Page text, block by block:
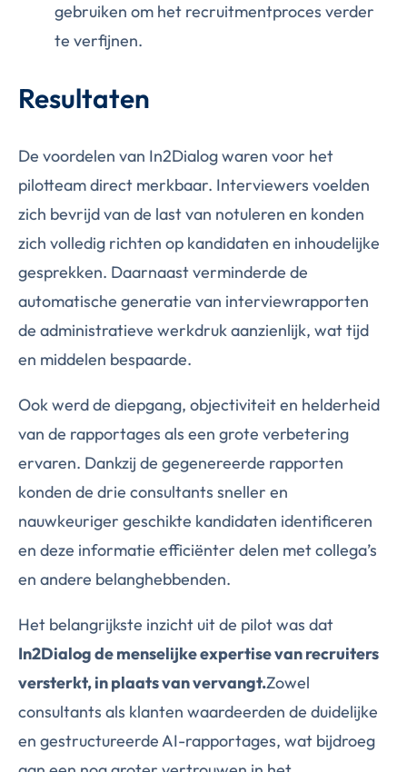
gebruiken om het recruitmentproces verder
te verfijnen.
Resultaten
De voordelen van In2Dialog waren voor het
pilotteam direct merkbaar. Interviewers voelden
zich bevrijd van de last van notuleren en konden
zich volledig richten op kandidaten en inhoudelijke
gesprekken. Daarnaast verminderde de
automatische generatie van interviewrapporten
de administratieve werkdruk aanzienlijk, wat tijd
en middelen bespaarde.
Ook werd de diepgang, objectiviteit en helderheid
van de rapportages als een grote verbetering
ervaren. Dankzij de gegenereerde rapporten
konden de drie consultants sneller en
nauwkeuriger geschikte kandidaten identificeren
en deze informatie efficiënter delen met collega’s
en andere belanghebbenden.
Het belangrijkste inzicht uit de pilot was dat
In2Dialog de menselijke expertise van recruiters
versterkt, in plaats van vervangt.Zowel
consultants als klanten waardeerden de duidelijke
en gestructureerde AI-rapportages, wat bijdroeg